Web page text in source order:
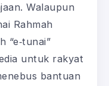
Walaupun
Rahmah
“e‑tunai”
untuk rakyat
bantuan